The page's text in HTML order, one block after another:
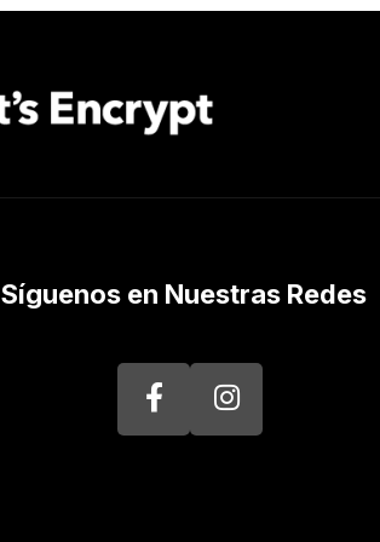
Síguenos en Nuestras Redes